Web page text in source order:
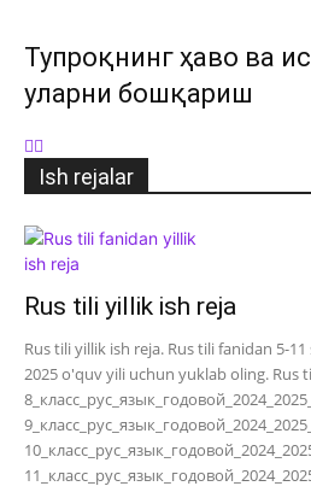
Тупроқнинг ҳаво ва
уларни бошқариш
Ish rejalar
Rus tili yillik ish reja
Rus tili yillik ish reja. Rus tili fanidan 5-
2025 o'quv yili uchun yuklab oling. Rus
8_класс_рус_язык_годовой_2024_2025_
9_класс_рус_язык_годовой_2024_2025_